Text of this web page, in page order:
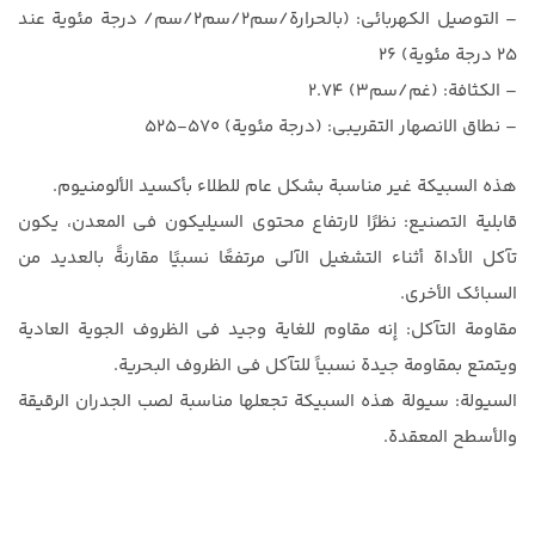
– التوصيل الكهربائي: (بالحرارة/سم2/سم2/سم/ درجة مئوية عند
25 درجة مئوية) 26
– الكثافة: (غم/سم3) 2.74
– نطاق الانصهار التقريبي: (درجة مئوية) 570-525
هذه السبيكة غير مناسبة بشكل عام للطلاء بأكسيد الألومنيوم.
قابلية التصنيع: نظرًا لارتفاع محتوى السيليكون في المعدن، يكون
تآكل الأداة أثناء التشغيل الآلي مرتفعًا نسبيًا مقارنةً بالعديد من
السبائك الأخرى.
مقاومة التآكل: إنه مقاوم للغاية وجيد في الظروف الجوية العادية
ويتمتع بمقاومة جيدة نسبياً للتآكل في الظروف البحرية.
السيولة: سيولة هذه السبيكة تجعلها مناسبة لصب الجدران الرقيقة
والأسطح المعقدة.